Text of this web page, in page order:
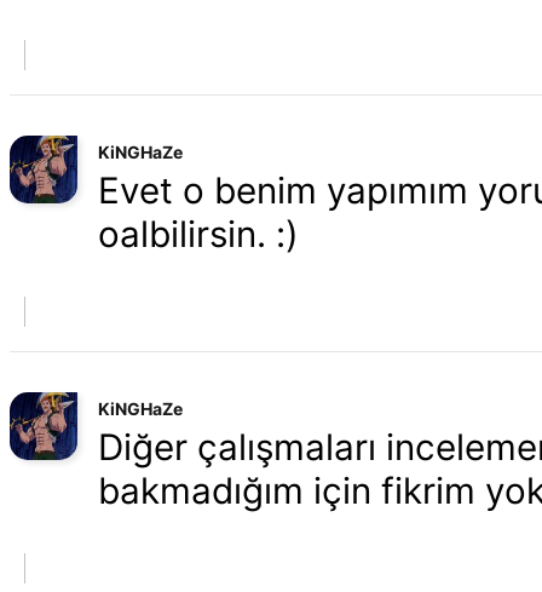
KiNGHaZe
Evet o benim yapımım
oalbilirsin. :)
KiNGHaZe
Diğer çalışmaları
bakmadığım için fikrim